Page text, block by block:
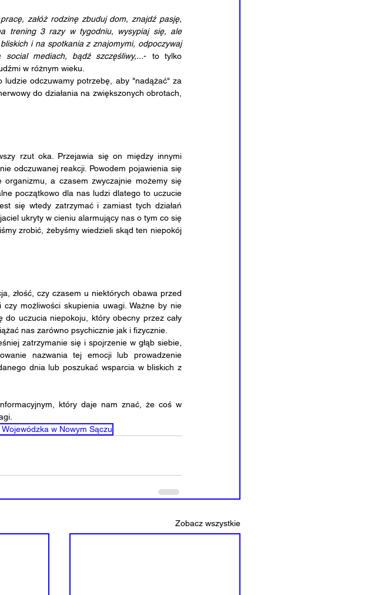
trening 3 razy w tygodniu, wysypiaj się, ale
i na spotkania z znajomymi, odpoczywaj
mediach, bądź szczęśliwy,...- to tylko
w różnym wieku.
do działania na zwiększonych obrotach,
odczuwanej reakcji. Powodem pojawienia się
a czasem zwyczajnie możemy się
początkowo dla nas ludzi dlatego to uczucie
się wtedy zatrzymać i zamiast tych działań
ukryty w cieniu alarmujący nas o tym co się
zrobić, żebyśmy wiedzieli skąd ten niepokój
możliwości skupienia uwagi. Ważne by nie
uczucia niepokoju, który obecny przez cały
nas zarówno psychicznie jak i fizycznie.
nazwania tej emocji lub prowadzenie
dnia lub poszukać wsparcia w bliskich z
w Nowym Sączu
Zobacz wszystkie